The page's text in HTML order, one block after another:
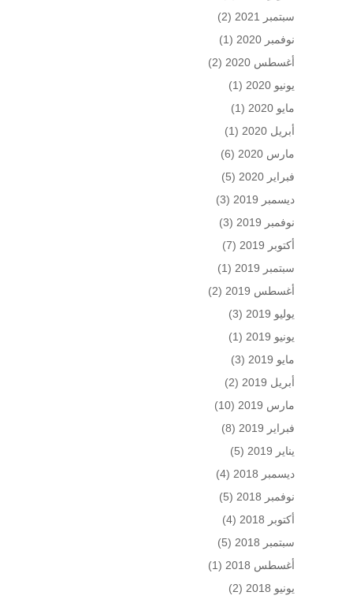
سبتمبر 2021
(2)
نوفمبر 2020
(1)
أغسطس 2020
(2)
يونيو 2020
(1)
مايو 2020
(1)
أبريل 2020
(1)
مارس 2020
(6)
فبراير 2020
(5)
ديسمبر 2019
(3)
نوفمبر 2019
(3)
أكتوبر 2019
(7)
سبتمبر 2019
(1)
أغسطس 2019
(2)
يوليو 2019
(3)
يونيو 2019
(1)
مايو 2019
(3)
أبريل 2019
(2)
مارس 2019
(10)
فبراير 2019
(8)
يناير 2019
(5)
ديسمبر 2018
(4)
نوفمبر 2018
(5)
أكتوبر 2018
(4)
سبتمبر 2018
(5)
أغسطس 2018
(1)
يونيو 2018
(2)